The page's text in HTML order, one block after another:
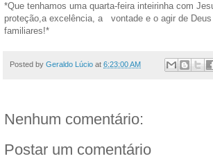
*Que tenhamos uma quarta-feira inteirinha com
proteção,a excelência, a vontade e o agir de
familiares!*
Posted by Geraldo Lúcio at 6:23:00 AM
Nenhum comentário:
Postar um comentário